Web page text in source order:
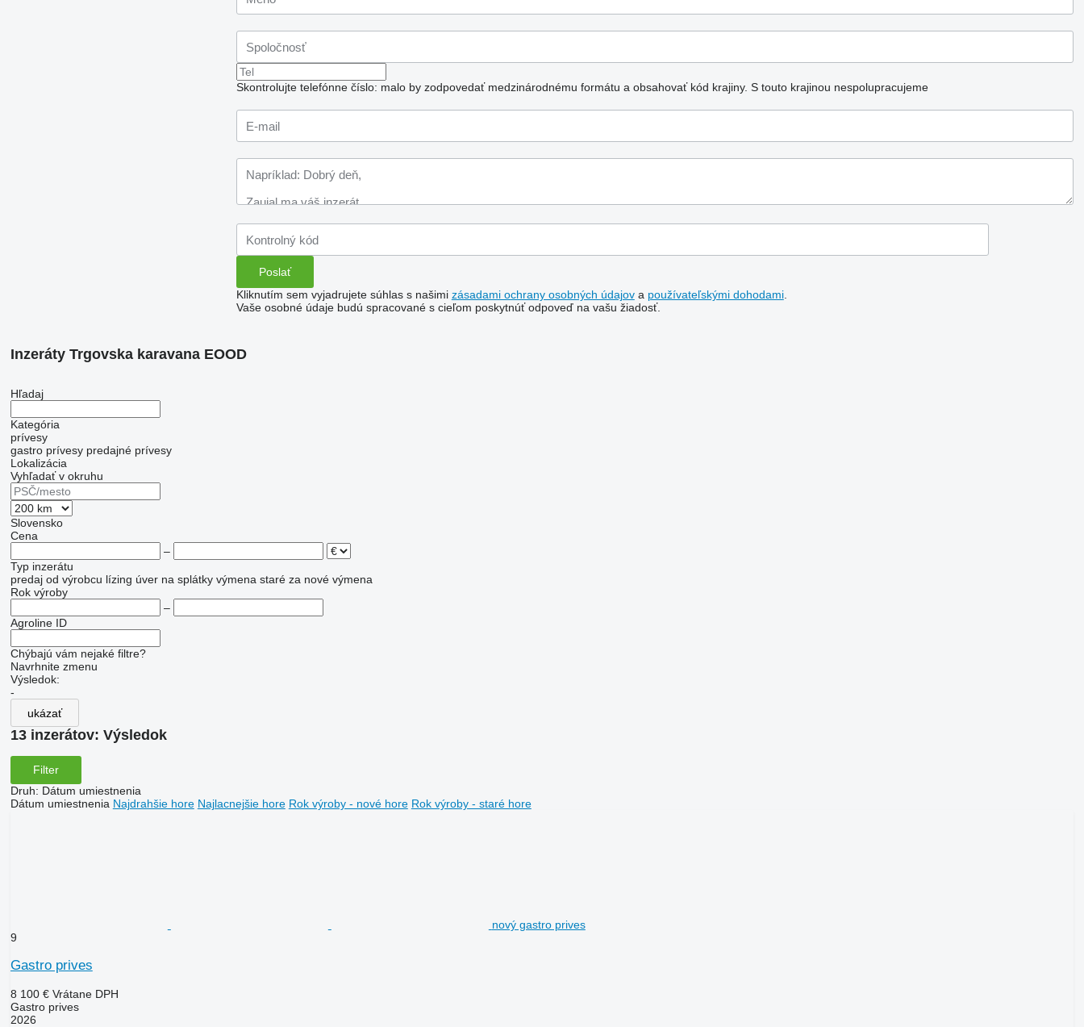
Skontrolujte telefónne číslo: malo by zodpovedať medzinárodnému formátu a obsahovať kód krajiny. S touto krajinou nespolupracujeme
Kliknutím sem vyjadrujete súhlas s našimi zásadami ochrany osobných údajova používateľskými dohodami.
Vaše osobné údaje budú spracované s cieľom poskytnúť odpoveď na vašu žiadosť.
Inzeráty Trgovska karavana EOOD
Hľadaj
Kategória
prívesy
gastro prívesy predajné prívesy
Lokalizácia
Vyhľadať v okruhu
Slovensko
Cena
–
Typ inzerátu
predaj od výrobcu lízing úver na splátky výmena staré za nové výmena
Rok výroby
–
Agroline ID
Chýbajú vám nejaké filtre?
Navrhnite zmenu
Výsledok:
-
ukázať
13 inzerátov: Výsledok
Filter
Druh: Dátum umiestnenia
Dátum umiestnenia Najdrahšie hore Najlacnejšie hore Rok výroby - nové hore Rok výroby - staré hore
nový gastro prives
9
Gastro prives
8 100 € Vrátane DPH
Gastro prives
2026